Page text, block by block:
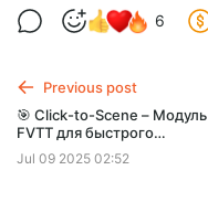
6
Previous post
🎯 Click-to-Scene – Модуль
FVTT для быстрого
перехода на сцены
Jul 09 2025 02:52